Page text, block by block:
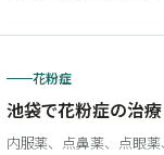
花粉症
池袋で花粉症の治療
内服薬、点鼻薬、点眼